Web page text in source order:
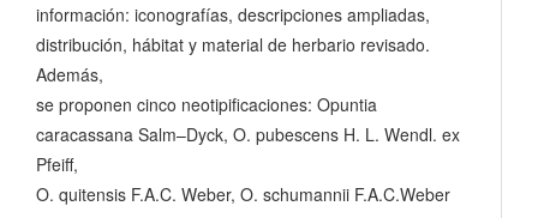
información: iconografías, descripciones ampliadas,
distribución, hábitat y material de herbario revisado.
Además,
se proponen cinco neotipificaciones: Opuntia
caracassana Salm–Dyck, O. pubescens H. L. Wendl. ex
Pfeiff,
O. quitensis F.A.C. Weber, O. schumannii F.A.C.Weber